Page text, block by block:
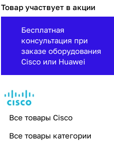
Товар участвует в акции
Бесплатная
консультация при
заказе оборудования
Cisco или Huawei
Все товары Cisco
Все товары категории